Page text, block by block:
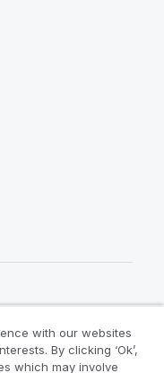
with our websites
By clicking ‘Ok’,
which may involve